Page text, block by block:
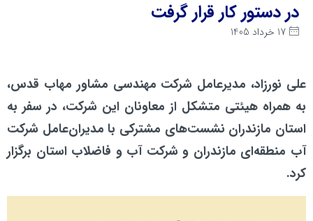
در دستور کار قرار گرفت
17 خرداد 1405
علی نورزاد، مدیرعامل شرکت مهندسی مشاور مهاب قدس،
به همراه هیئتی متشکل‌ از معاونان این شرکت، در سفر به
استان مازندران نشست‌های مشترکی با مدیران‌عامل شرکت
آب ‌منطقه‌ای مازندران و شرکت آب و فاضلاب استان برگزار
کرد.